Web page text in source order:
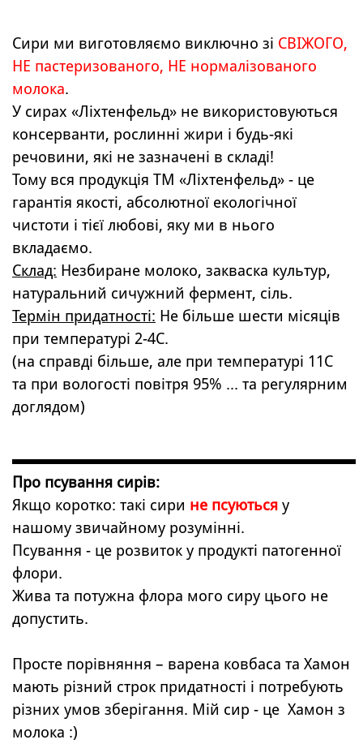
Сири ми виготовляємо виключно зі СВІЖОГО,
НЕ пастеризованого, НЕ нормалізованого
молока.
У сирах «Ліхтенфельд» не використовуються
консерванти, рослинні жири і будь-які
речовини, які не зазначені в складі!
Тому вся продукція ТМ «Ліхтенфельд» - це
гарантія якості, абсолютної екологічної
чистоти і тієї любові, яку ми в нього
вкладаємо.
Склад: Незбиране молоко, закваска культур,
натуральний сичужний фермент, сіль.
Термін придатності: Не більше шести місяців
при температурі 2-4C.
(на справді більше, але при температурі 11С
та при вологості повітря 95% ... та регулярним
доглядом)
Про псування сирів:
Якщо коротко: такі сири не псуються у
нашому звичайному розумінні.
Псування - це розвиток у продукті патогенної
флори.
Жива та потужна флора мого сиру цього не
допустить.
Просте порівняння – варена ковбаса та Хамон
мають різний строк придатності і потребують
різних умов зберігання. Мій сир - це Хамон з
молока :)